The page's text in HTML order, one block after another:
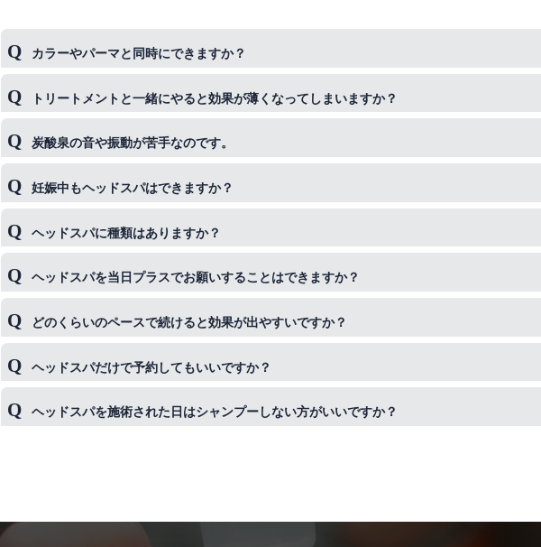
カラーやパーマと同時にできますか？
残留物を除去してくれる特性もありますのでとてもおすすめです。使用しているカラー剤
を促してしまう場合もありますので、スタッフにご相談くださいませ。
トリートメントと一緒にやると効果が薄くなってしまいますか？
シャンプーでは落ちない汚れをしっかりと浮かして落とした上でのトリートメントは非常
くれ、相乗効果が見込まれますので大変おすすめになります。
炭酸泉の音や振動が苦手なのです。
炭酸泉を使用しないヘッドスパにもアレンジ可能となっております。詳しくはスタッフに
妊娠中もヘッドスパはできますか？
仰向けの状態が苦しくなってしまったり、ホルモンバランスへの影響がある場合がござい
の方への施術はオススメしておりません。
ヘッドスパに種類はありますか？
常時４種類、季節によって限定メニューも用意しております。ご来店時にスタッフにご確
ヘッドスパを当日プラスでお願いすることはできますか？
基本的には可能です。当時の予約状況によってお受けできない場合もありますので、スタ
認くださいませ。
どのくらいのペースで続けると効果が出やすいですか？
ヘッドスパは4週間、28日に1回が最も効果の見込まれる最適な周期になります。来店ペー
てスタッフにご相談くださいませ。
ヘッドスパだけで予約してもいいですか？
もちろん可能でございます。お仕事終わりや、朝、昼のリフレッシュにヘッドスパだけで
いらっしゃいます。是非気軽にいらしてください。
ヘッドスパを施術された日はシャンプーしない方がいいですか？